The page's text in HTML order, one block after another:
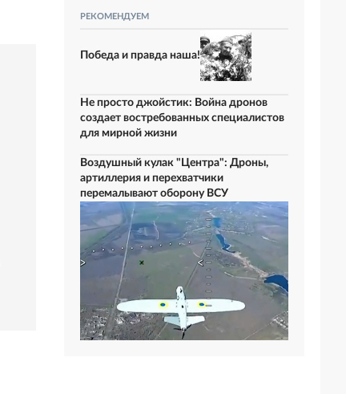
РЕКОМЕНДУЕМ
Победа и правда наша!
Не просто джойстик: Война дронов
создает востребованных специалистов
для мирной жизни
Воздушный кулак "Центра": Дроны,
артиллерия и перехватчики
перемалывают оборону ВСУ